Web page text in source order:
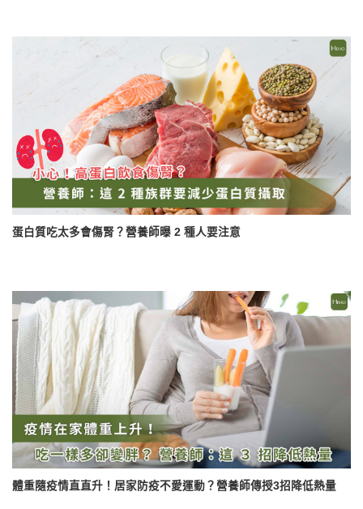
蛋白質吃太多會傷腎？營養師曝 2 種人要注意
體重隨疫情直直升！居家防疫不愛運動？營養師傳授3招降低熱量